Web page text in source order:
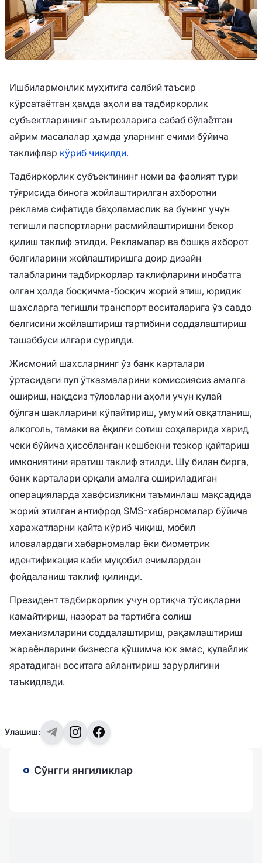
Ишбилармонлик муҳитига салбий таъсир
кўрсатаётган ҳамда аҳоли ва тадбиркорлик
субъектларининг эътирозларига сабаб бўлаётган
айрим масалалар ҳамда уларнинг ечими бўйича
таклифлар кўриб чиқилди.
Тадбиркорлик субъектининг номи ва фаолият тури
тўғрисида бинога жойлаштирилган ахборотни
реклама сифатида баҳоламаслик ва бунинг учун
тегишли паспортларни расмийлаштиришни бекор
қилиш таклиф этилди. Рекламалар ва бошқа ахборот
белгиларини жойлаштиришга доир дизайн
талабларини тадбиркорлар таклифларини инобатга
олган ҳолда босқичма-босқич жорий этиш, юридик
шахсларга тегишли транспорт воситаларига ўз савдо
белгисини жойлаштириш тартибини соддалаштириш
ташаббуси илгари сурилди.
Жисмоний шахсларнинг ўз банк карталари
ўртасидаги пул ўтказмаларини комиссиясиз амалга
ошириш, нақдсиз тўловларни аҳоли учун қулай
бўлган шаклларини кўпайтириш, умумий овқатланиш,
алкоголь, тамаки ва ёқилғи сотиш соҳаларида харид
чеки бўйича ҳисобланган кешбекни тезкор қайтариш
имкониятини яратиш таклиф этилди. Шу билан бирга,
банк карталари орқали амалга ошириладиган
операцияларда хавфсизликни таъминлаш мақсадида
жорий этилган антифрод SMS-хабарномалар бўйича
харажатларни қайта кўриб чиқиш, мобил
иловалардаги хабарномалар ёки биометрик
идентификация каби муқобил ечимлардан
фойдаланиш таклиф қилинди.
Президент тадбиркорлик учун ортиқча тўсиқларни
камайтириш, назорат ва тартибга солиш
механизмларини соддалаштириш, рақамлаштириш
жараёнларини бизнесга қўшимча юк эмас, қулайлик
яратадиган воситага айлантириш зарурлигини
таъкидлади.
Улашиш:
Сўнгги янгиликлар